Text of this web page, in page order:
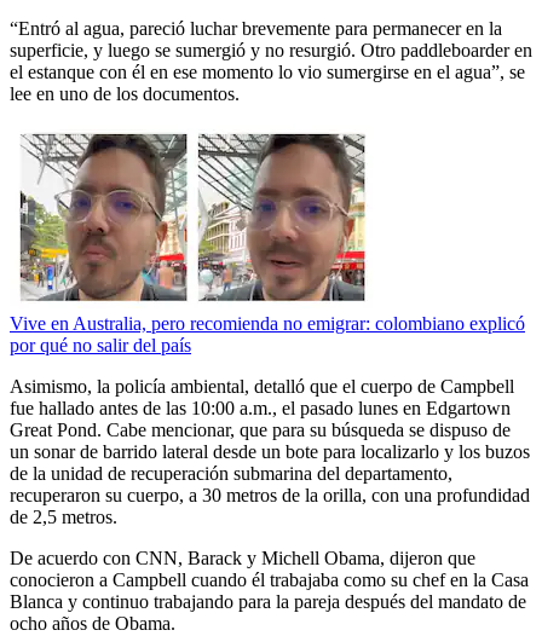
“Entró al agua, pareció luchar brevemente para permanecer en la
superficie, y luego se sumergió y no resurgió. Otro paddleboarder en
el estanque con él en ese momento lo vio sumergirse en el agua”, se
lee en uno de los documentos.
Vive en Australia, pero recomienda no emigrar: colombiano explicó
por qué no salir del país
Asimismo, la policía ambiental, detalló que el cuerpo de Campbell
fue hallado antes de las 10:00 a.m., el pasado lunes en Edgartown
Great Pond. Cabe mencionar, que para su búsqueda se dispuso de
un sonar de barrido lateral desde un bote para localizarlo y los buzos
de la unidad de recuperación submarina del departamento,
recuperaron su cuerpo, a 30 metros de la orilla, con una profundidad
de 2,5 metros.
De acuerdo con CNN, Barack y Michell Obama, dijeron que
conocieron a Campbell cuando él trabajaba como su chef en la Casa
Blanca y continuo trabajando para la pareja después del mandato de
ocho años de Obama.